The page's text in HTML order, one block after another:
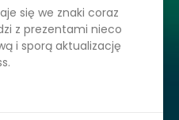
się we znaki coraz
z prezentami nieco
i sporą aktualizację